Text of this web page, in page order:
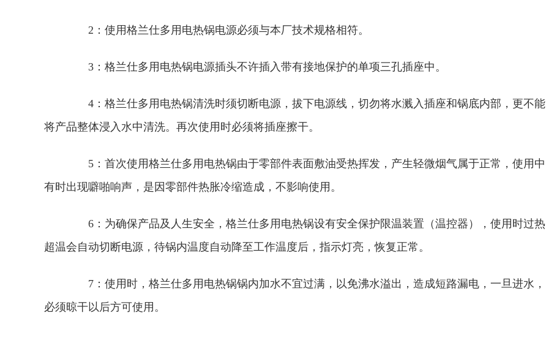
2：使用格兰仕多用电热锅电源必须与本厂技术规格相符。
3：格兰仕多用电热锅电源插头不许插入带有接地保护的单项三孔插座中。
4：格兰仕多用电热锅清洗时须切断电源，拔下电源线，切勿将水溅入插座和锅底内部，更不能
将产品整体浸入水中清洗。再次使用时必须将插座擦干。
5：首次使用格兰仕多用电热锅由于零部件表面敷油受热挥发，产生轻微烟气属于正常，使用中
有时出现噼啪响声，是因零部件热胀冷缩造成，不影响使用。
6：为确保产品及人生安全，格兰仕多用电热锅设有安全保护限温装置（温控器），使用时过热
超温会自动切断电源，待锅内温度自动降至工作温度后，指示灯亮，恢复正常。
7：使用时，格兰仕多用电热锅锅内加水不宜过满，以免沸水溢出，造成短路漏电，一旦进水，
必须晾干以后方可使用。